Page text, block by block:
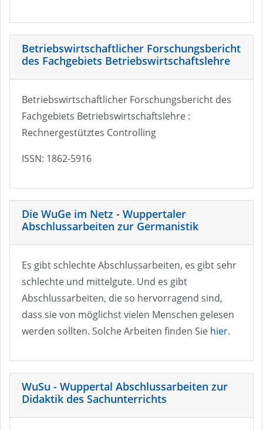
Betriebswirtschaftlicher Forschungsbericht
des Fachgebiets Betriebswirtschaftslehre
Betriebswirtschaftlicher Forschungsbericht des
Fachgebiets Betriebswirtschaftslehre :
Rechnergestütztes Controlling
ISSN: 1862-5916
Die WuGe im Netz - Wuppertaler
Abschlussarbeiten zur Germanistik
Es gibt schlechte Abschlussarbeiten, es gibt sehr
schlechte und mittelgute. Und es gibt
Abschlussarbeiten, die so hervorragend sind,
dass sie von möglichst vielen Menschen gelesen
werden sollten. Solche Arbeiten finden Sie hier.
WuSu - Wuppertal Abschlussarbeiten zur
Didaktik des Sachunterrichts